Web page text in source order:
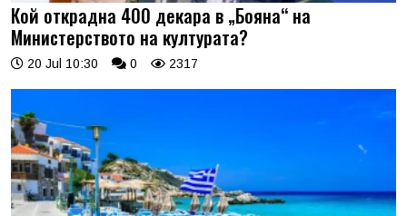
Кой открадна 400 декара в „Бояна“ на
Министерството на културата?
20 Jul 10:30 0 2317